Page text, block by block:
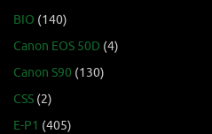
BIO (140)
Canon EOS 50D (4)
Canon S90 (130)
CSS (2)
E-P1 (405)